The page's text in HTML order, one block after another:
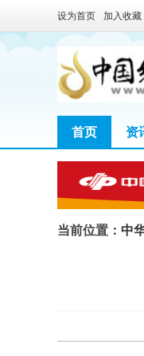
设为首页 加入收藏
首页 资
当前位置： 中